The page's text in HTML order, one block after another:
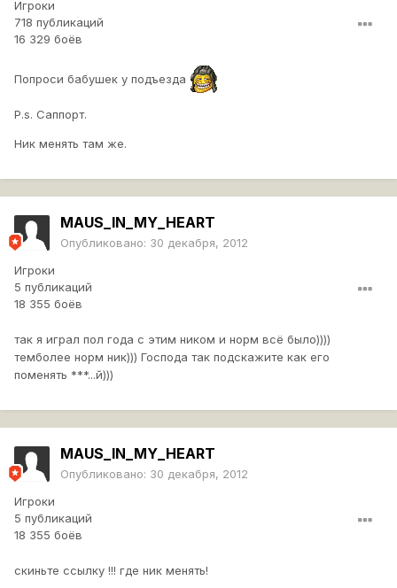
Игроки
718 публикаций
16 329 боёв
Попроси бабушек у подъезда
P.s. Саппорт.
Ник менять там же.
MAUS_IN_MY_HEART
Опубликовано: 30 декабря, 2012
Игроки
5 публикаций
18 355 боёв
так я играл пол года с этим ником и норм всё было))))
темболее норм ник))) Господа так подскажите как его
поменять ***...й)))
MAUS_IN_MY_HEART
Опубликовано: 30 декабря, 2012
Игроки
5 публикаций
18 355 боёв
скиньте ссылку !!! где ник менять!